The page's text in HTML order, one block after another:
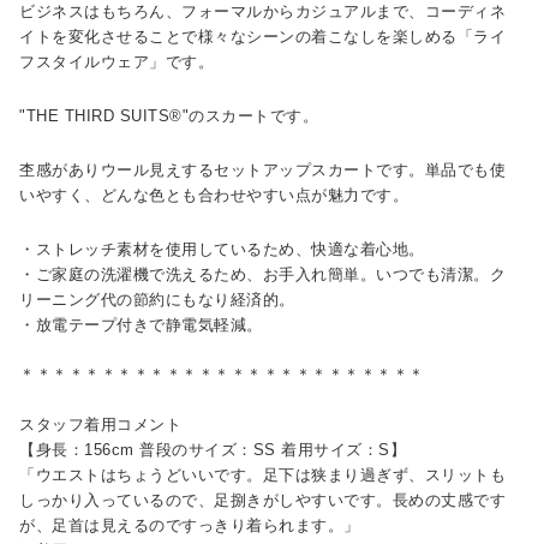
ビジネスはもちろん、フォーマルからカジュアルまで、コーディネ
イトを変化させることで様々なシーンの着こなしを楽しめる「ライ
フスタイルウェア」です。
"THE THIRD SUITS®"のスカートです。
杢感がありウール見えするセットアップスカートです。単品でも使
いやすく、どんな色とも合わせやすい点が魅力です。
・ストレッチ素材を使用しているため、快適な着心地。
・ご家庭の洗濯機で洗えるため、お手入れ簡単。いつでも清潔。ク
リーニング代の節約にもなり経済的。
・放電テープ付きで静電気軽減。
＊＊＊＊＊＊＊＊＊＊＊＊＊＊＊＊＊＊＊＊＊＊＊＊＊
スタッフ着用コメント
【身長：156cm 普段のサイズ：SS 着用サイズ：S】
「ウエストはちょうどいいです。足下は狭まり過ぎず、スリットも
しっかり入っているので、足捌きがしやすいです。長めの丈感です
が、足首は見えるのですっきり着られます。」